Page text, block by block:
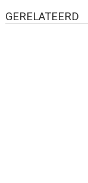
GERELATEERD